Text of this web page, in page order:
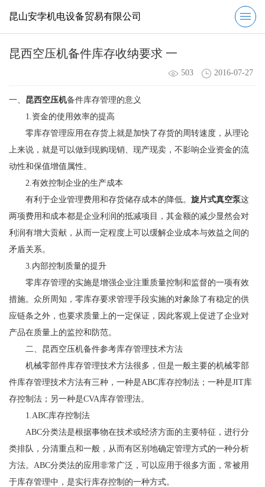
昆山安孛机电设备贸易有限公司
昆西空压机备件库存收纳要求 一
503 2016-07-27
一、 昆西空压机备件库存管理的意义
1.资金的使用效率的提高
零库存管理应用在存货上就是加快了存货的周转速度，从理论
上来说，就是可以做到现购现销、现产现卖，不影响企业资金的流
动性和保值增值属性。
2.有效控制企业的生产成本
有利于企业管理费用和存货储存成本的降低。 旋片式真空泵这
两项费用和成本都是企业利润的抵减项目，其金额的减少显然会对
利润有增大贡献，从而一定程度上可以缓解企业成本与效益之间的
矛盾关系。
3.内部控制质量的提升
零库存管理的实施是增强企业注重质量控制和监督的一项有效
措施。众所周知，零库存要求管理手段实施的对象除了有稳定的供
应链条之外，也要求质量上的一定保证，因此客观上促进了企业对
产品在质量上的监控和防范。
二、昆西空压机备件参考库存管理技术方法
机械零部件库存管理技术方法很多，但是一般主要的机械零部
件库存管理技术方法有三种，一种是ABC库存控制法；一种是JIT库
存控制法；另一种是CVA库存管理法。
1.ABC库存控制法
ABC分类法是根据事物在技术或经济方面的主要特征，进行分
类排队，分清重点和一般，从而有区别地确定管理方式的一种分析
方法。ABC分类法的应用非常广泛，可以应用于很多方面，常被用
于库存管理中，是实行库存控制的一种方式。